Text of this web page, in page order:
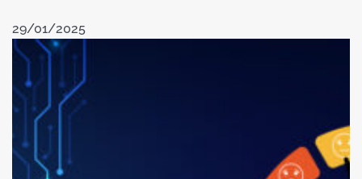
29/01/2025